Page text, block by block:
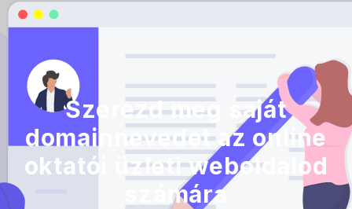
Szerezd meg saját
domainnevedet az online
oktatói üzleti weboldalod
számára